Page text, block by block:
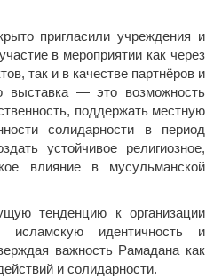
пригласили учреждения и
в мероприятии как через
так и в качестве партнёров и
выставка — это возможность
поддержать местную
солидарности в период
устойчивое религиозное,
влияние в мусульманской
тенденцию к организации
исламскую идентичность и
важность Рамадана как
и солидарности.